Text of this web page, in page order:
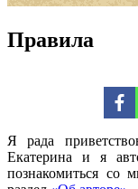
Правила
Я рада
Екатерина и я
познакомиться со